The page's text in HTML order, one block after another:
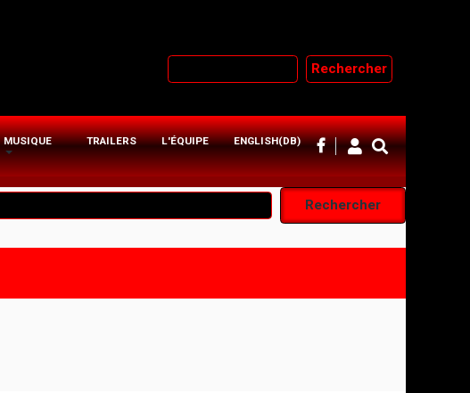
Rechercher
MUSIQUE TRAILERS L'ÉQUIPE ENGLISH(DB)